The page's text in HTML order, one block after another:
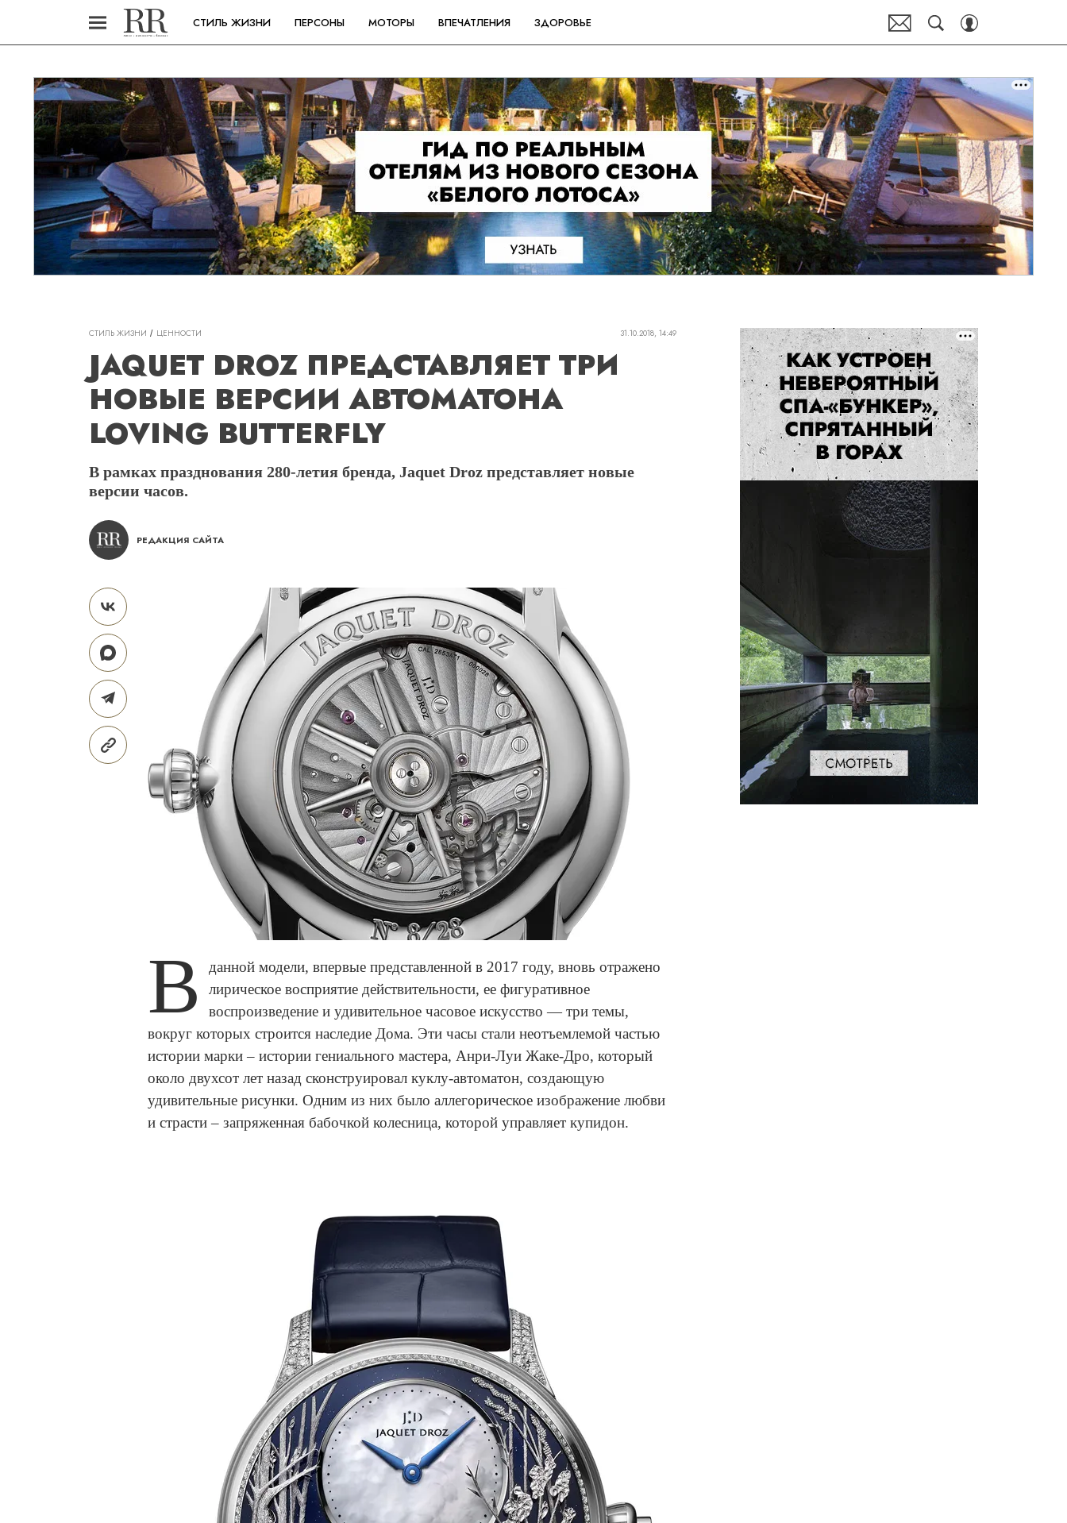
СТИЛЬ ЖИЗНИ ПЕРСОНЫ МОТОРЫ ВПЕЧАТЛЕНИЯ ЗДОРОВЬЕ
СТИЛЬ ЖИЗНИ ЦЕННОСТИ 31.10.2018, 14:49
JAQUET DROZ ПРЕДСТАВЛЯЕТ ТРИ
НОВЫЕ ВЕРСИИ АВТОМАТОНА
LOVING BUTTERFLY
В рамках празднования 280-летия бренда, Jaquet Droz представляет новые
версии часов.
РЕДАКЦИЯ САЙТА
В
данной модели, впервые представленной в 2017 году, вновь отражено
лирическое восприятие действительности, ее фигуративное
воспроизведение и удивительное часовое искусство — три темы,
вокруг которых строится наследие Дома. Эти часы стали неотъемлемой частью
истории марки – истории гениального мастера, Анри-Луи Жаке-Дро, который
около двухсот лет назад сконструировал куклу-автоматон, создающую
удивительные рисунки. Одним из них было аллегорическое изображение любви
и страсти – запряженная бабочкой колесница, которой управляет купидон.